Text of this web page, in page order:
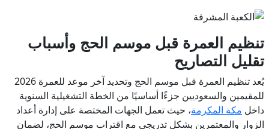
تنظيم العمرة قبل موسم الحج وأسباب
تقليل التصاريح
يُعد تنظيم العمرة قبل موسم الحج وتحديد آخر موعد للعمرة 2026
للمقيمين والسعوديين جزءًا أساسيًا من الخطة التشغيلية السنوية
داخل مكة المكرمة، حيث تعمل الجهات المختصة على إدارة أعداد
الزوار والمعتمرين بشكل تدريجي مع اقتراب موسم الحج، لضمان